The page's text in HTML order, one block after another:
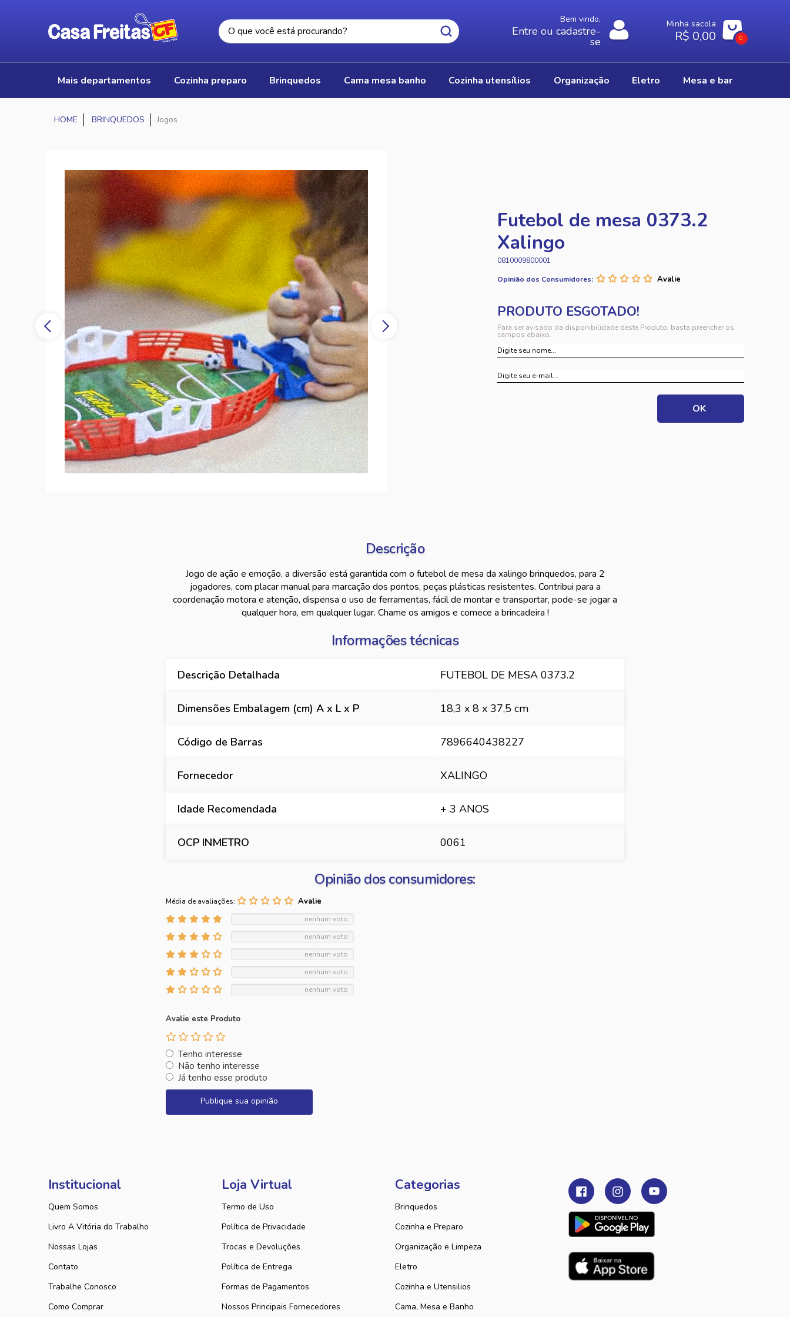
Bem vindo,
Entre ou cadastre-
se
Minha sacola
R$ 0,00 0
mais departamentos cozinha preparo brinquedos cama mesa banho cozinha utensílios organização eletro mesa e bar
BRINQUEDOS Jogos
Futebol de mesa 0373.2
Xalingo
0810009800001
Opinião dos Consumidores:
Para ser avisado da disponibilidade deste Produto, basta preencher os
campos abaixo.
Descrição
Jogo de ação e emoção, a diversão está garantida com o futebol de mesa da xalingo brinquedos, para 2
jogadores, com placar manual para marcação dos pontos, peças plásticas resistentes. Contribui para a
coordenação motora e atenção, dispensa o uso de ferramentas, fácil de montar e transportar, pode-se jogar a
qualquer hora, em qualquer lugar. Chame os amigos e comece a brincadeira !
Informações técnicas
Descrição Detalhada FUTEBOL DE MESA 0373.2
Dimensões Embalagem (cm) A x L x P 18,3 x 8 x 37,5 cm
Código de Barras 7896640438227
Fornecedor XALINGO
Idade Recomendada + 3 ANOS
OCP INMETRO 0061
Opinião dos consumidores:
Média de avaliações:
nenhum voto
nenhum voto
nenhum voto
nenhum voto
nenhum voto
Avalie este Produto
Tenho interesse
Não tenho interesse
Já tenho esse produto
Publique sua opinião
Institucional
Quem Somos
Livro A Vitória do Trabalho
Nossas Lojas
Contato
Trabalhe Conosco
Como Comprar
Loja Virtual
Termo de Uso
Política de Privacidade
Trocas e Devoluções
Política de Entrega
Formas de Pagamentos
Nossos Principais Fornecedores
Categorias
Brinquedos
Cozinha e Preparo
Organização e Limpeza
Eletro
Cozinha e Utensilios
Cama, Mesa e Banho